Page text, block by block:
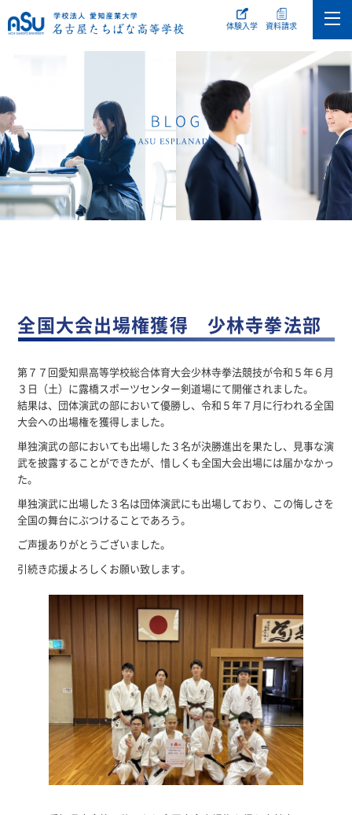
体験入学 資料請求
全国大会出場権獲得 少林寺拳法部
第７７回愛知県高等学校総合体育大会少林寺拳法競技が令和５年６月
３日（土）に露橋スポーツセンター剣道場にて開催されました。
結果は、団体演武の部において優勝し、令和５年７月に行われる全国
大会への出場権を獲得しました。
単独演武の部においても出場した３名が決勝進出を果たし、見事な演
武を披露することができたが、惜しくも全国大会出場には届かなかっ
た。
単独演武に出場した３名は団体演武にも出場しており、この悔しさを
全国の舞台にぶつけることであろう。
ご声援ありがとうございました。
引続き応援よろしくお願い致します。